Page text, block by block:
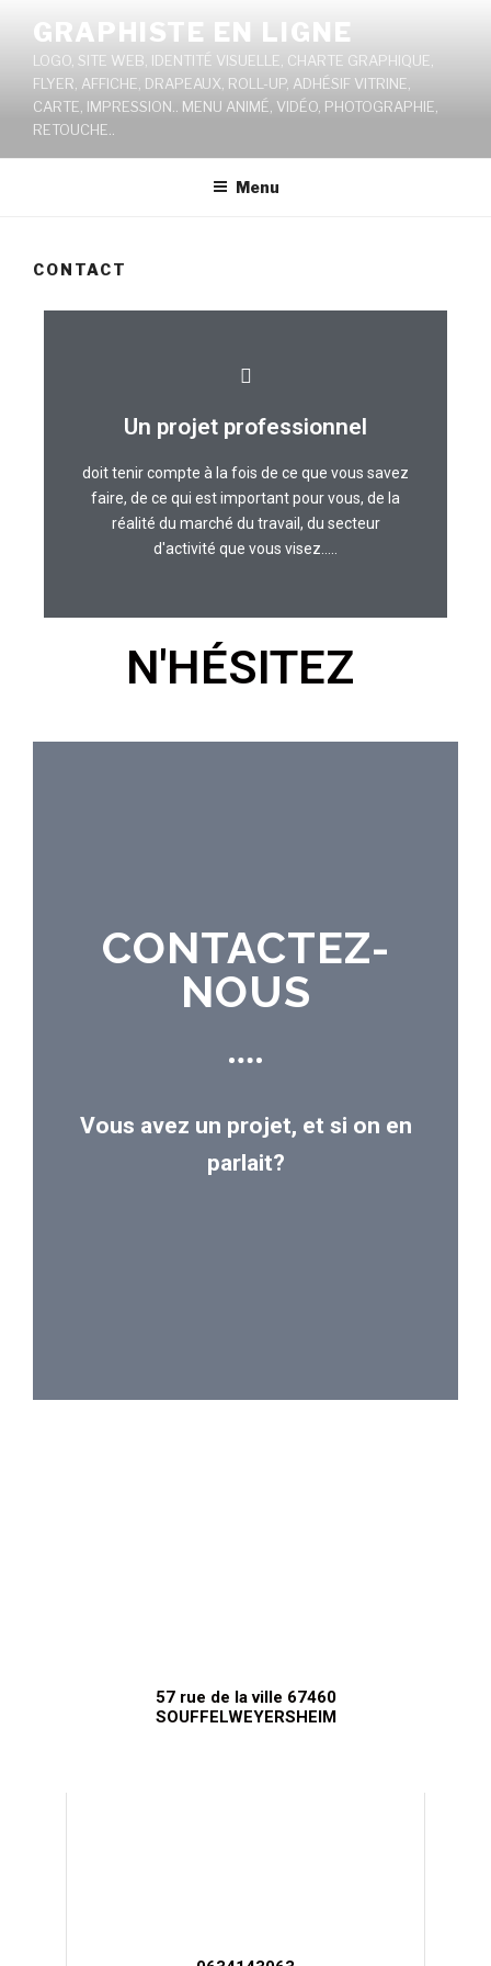
GRAPHISTE EN LIGNE
LOGO, SITE WEB, IDENTITÉ VISUELLE, CHARTE GRAPHIQUE,
FLYER, AFFICHE, DRAPEAUX, ROLL-UP, ADHÉSIF VITRINE,
CARTE, IMPRESSION.. MENU ANIMÉ, VIDÉO, PHOTOGRAPHIE,
RETOUCHE..
Menu
CONTACT
Un projet professionnel
doit tenir compte à la fois de ce que vous savez
faire, de ce qui est important pour vous, de la
réalité du marché du travail, du secteur
d'activité que vous visez.....
Voici
un véritable plan de travail en 4 axes.
N'HÉSITEZ
CONTACTEZ-
NOUS
Vous avez un projet, et si on en
parlait?
57 rue de la ville 67460
SOUFFELWEYERSHEIM